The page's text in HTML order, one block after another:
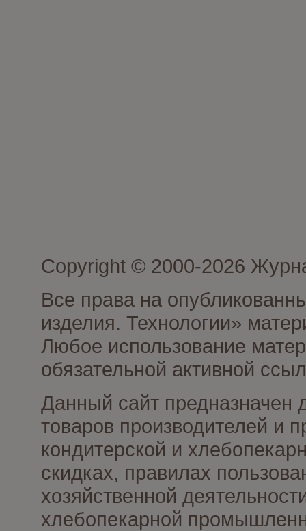
Copyright © 2000-2026
Все права на
изделия. Технологии»
Любое использование
обязательной активной
Данный сайт предназначен
товаров производителей и
кондитерской и
скидках, правилах
хозяйственной
хлебопекарной